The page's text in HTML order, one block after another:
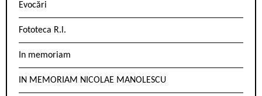
Evocări
Fototeca R.l.
In memoriam
IN MEMORIAM NICOLAE MANOLESCU